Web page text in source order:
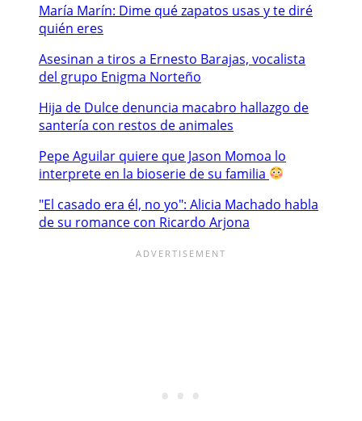
María Marín: Dime qué zapatos usas y te diré
quién eres
Asesinan a tiros a Ernesto Barajas, vocalista
del grupo Enigma Norteño
Hija de Dulce denuncia macabro hallazgo de
santería con restos de animales
Pepe Aguilar quiere que Jason Momoa lo
interprete en la bioserie de su familia
"El casado era él, no yo": Alicia Machado habla
de su romance con Ricardo Arjona